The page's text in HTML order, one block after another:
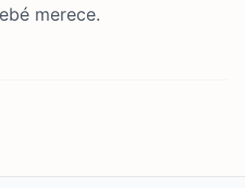
merece.